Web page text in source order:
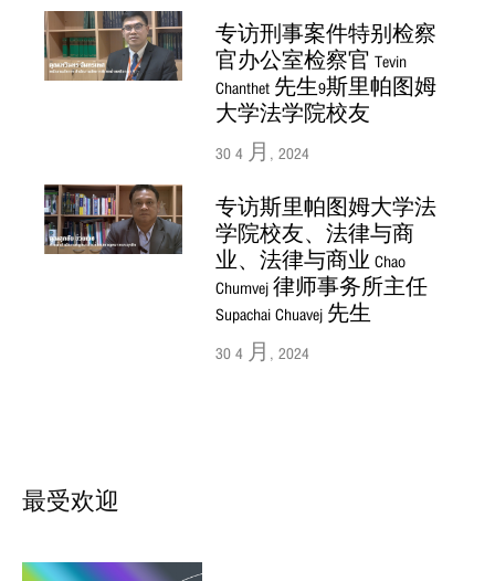
专访刑事案件特别检察
官办公室检察官 Tevin
Chanthet 先生9斯里帕图姆
大学法学院校友
30 4 月, 2024
专访斯里帕图姆大学法
学院校友、法律与商
业、法律与商业 Chao
Chumvej 律师事务所主任
Supachai Chuavej 先生
30 4 月, 2024
最受欢迎